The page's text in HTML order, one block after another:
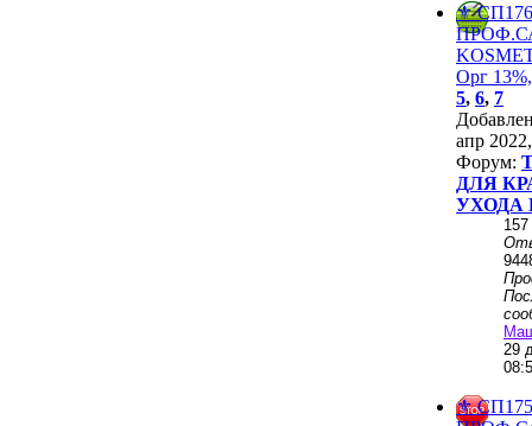
⚜️
Орг
5, 6, 7
апр
Форум:
ДЛЯ
УХОДА
157
29
⚜️